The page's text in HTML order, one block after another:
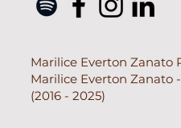
Marilice Everton Zanato
Marilice Everton Zanato
(2016 - 2025)